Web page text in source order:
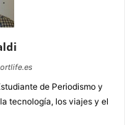
de Periodismo y
tecnología, los viajes y el